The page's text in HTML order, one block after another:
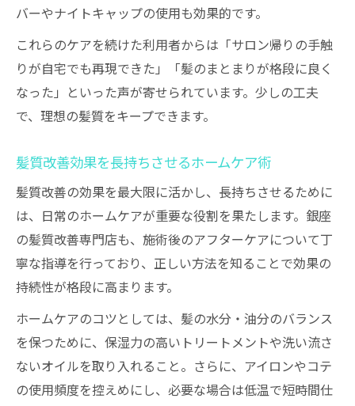
バーやナイトキャップの使用も効果的です。
これらのケアを続けた利用者からは「サロン帰りの手触
りが自宅でも再現できた」「髪のまとまりが格段に良く
なった」といった声が寄せられています。少しの工夫
で、理想の髪質をキープできます。
髪質改善効果を長持ちさせるホームケア術
髪質改善の効果を最大限に活かし、長持ちさせるために
は、日常のホームケアが重要な役割を果たします。銀座
の髪質改善専門店も、施術後のアフターケアについて丁
寧な指導を行っており、正しい方法を知ることで効果の
持続性が格段に高まります。
ホームケアのコツとしては、髪の水分・油分のバランス
を保つために、保湿力の高いトリートメントや洗い流さ
ないオイルを取り入れること。さらに、アイロンやコテ
の使用頻度を控えめにし、必要な場合は低温で短時間仕